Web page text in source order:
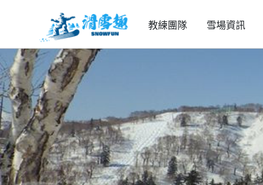
教練團隊 雪場資訊